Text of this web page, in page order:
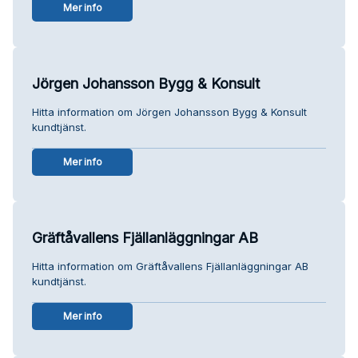
Mer info
Jörgen Johansson Bygg & Konsult
Hitta information om Jörgen Johansson Bygg & Konsult
kundtjänst.
Mer info
Gräftåvallens Fjällanläggningar AB
Hitta information om Gräftåvallens Fjällanläggningar AB
kundtjänst.
Mer info